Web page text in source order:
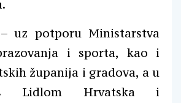
uz potporu Ministarstva
i sporta, kao i
županija i gradova, a u
Lidlom Hrvatska i